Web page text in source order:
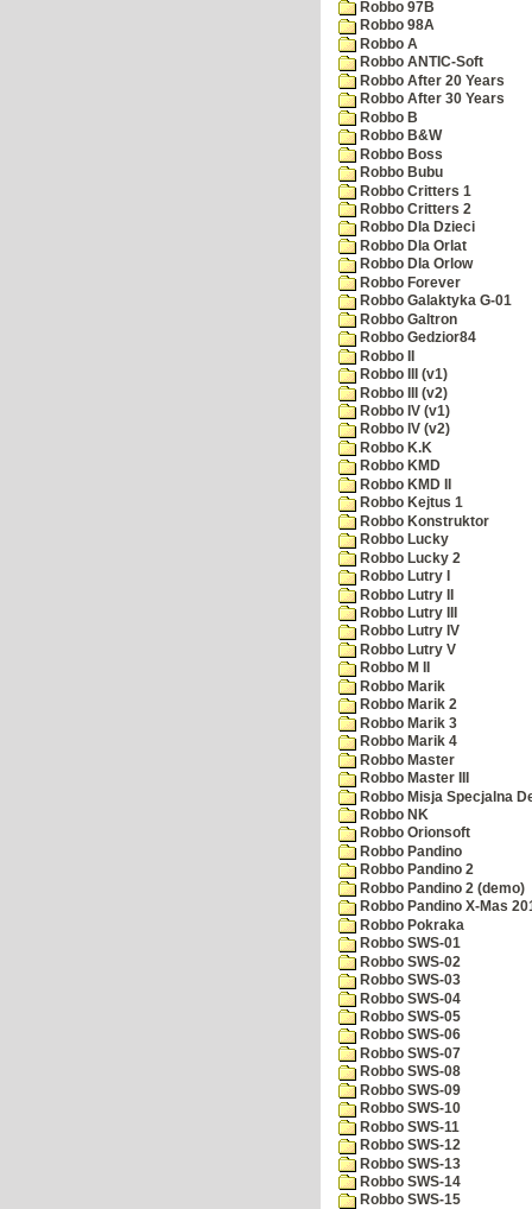
Robbo 97B
Robbo 98A
Robbo A
Robbo ANTIC-Soft
Robbo After 20 Years
Robbo After 30 Years
Robbo B
Robbo B&W
Robbo Boss
Robbo Bubu
Robbo Critters 1
Robbo Critters 2
Robbo Dla Dzieci
Robbo Dla Orlat
Robbo Dla Orlow
Robbo Forever
Robbo Galaktyka G-01
Robbo Galtron
Robbo Gedzior84
Robbo II
Robbo III (v1)
Robbo III (v2)
Robbo IV (v1)
Robbo IV (v2)
Robbo K.K
Robbo KMD
Robbo KMD II
Robbo Kejtus 1
Robbo Konstruktor
Robbo Lucky
Robbo Lucky 2
Robbo Lutry I
Robbo Lutry II
Robbo Lutry III
Robbo Lutry IV
Robbo Lutry V
Robbo M II
Robbo Marik
Robbo Marik 2
Robbo Marik 3
Robbo Marik 4
Robbo Master
Robbo Master III
Robbo Misja Specjalna
Robbo NK
Robbo Orionsoft
Robbo Pandino
Robbo Pandino 2
Robbo Pandino 2 (demo)
Robbo Pandino X-Mas
Robbo Pokraka
Robbo SWS-01
Robbo SWS-02
Robbo SWS-03
Robbo SWS-04
Robbo SWS-05
Robbo SWS-06
Robbo SWS-07
Robbo SWS-08
Robbo SWS-09
Robbo SWS-10
Robbo SWS-11
Robbo SWS-12
Robbo SWS-13
Robbo SWS-14
Robbo SWS-15